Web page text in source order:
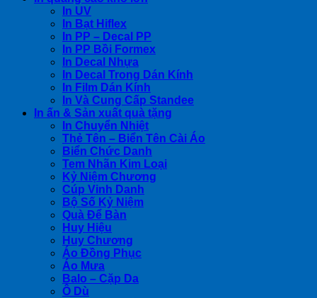
In UV
In Bạt Hiflex
In PP – Decal PP
In PP Bồi Formex
In Decal Nhựa
In Decal Trong Dán Kính
In Film Dán Kính
In Và Cung Cấp Standee
In ấn & Sản xuất quà tặng
In Chuyển Nhiệt
Thẻ Tên – Biển Tên Cài Áo
Biển Chức Danh
Tem Nhãn Kim Loại
Kỷ Niệm Chương
Cúp Vinh Danh
Bộ Số Kỷ Niệm
Quà Để Bàn
Huy Hiệu
Huy Chương
Áo Đồng Phục
Áo Mưa
Balo – Cặp Da
Ô Dù